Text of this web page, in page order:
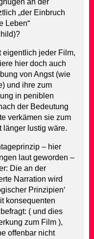
an der
„der Einbruch
Leben“
eigentlich jeder Film,
hier doch auch
von Angst (wie
und ihre zum
in peniblen
der Bedeutung
verkämen sie zum
länger lustig wäre.
– hier
laut geworden –
Die an der
Narration wird
Prinzipien‘
konsequenten
( und dies
zum Film ),
offenbar nicht